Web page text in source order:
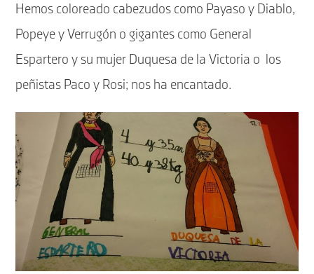
Hemos coloreado cabezudos como Payaso y Diablo,
Popeye y Verrugón o gigantes como General
Espartero y su mujer Duquesa de la Victoria o los
peñistas Paco y Rosi; nos ha encantado.